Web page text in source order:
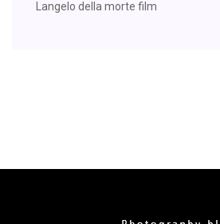
Langelo della morte film